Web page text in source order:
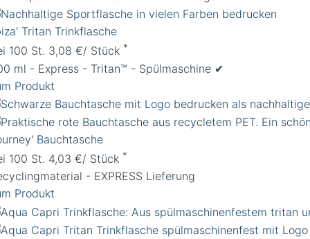
Tritan Trinkflasche
100 St. 3,08 €/ Stück *
ml - Express - Tritan™ - Spülmaschine ✔︎
Produkt
Bauchtasche
100 St. 4,03 €/ Stück *
- EXPRESS Lieferung
Produkt